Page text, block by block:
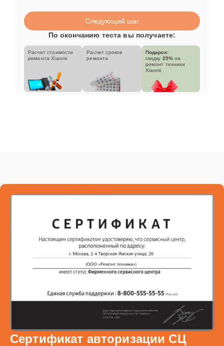
Следующий шаг
По окончанию теста вы получаете:
Расчет стоимости
ремонта Xiaomi
Расчет сроков
ремонта
Подарок:
скидку 25% на
ремонт техники
Xiaomi
Сертификат авторизации СЦ